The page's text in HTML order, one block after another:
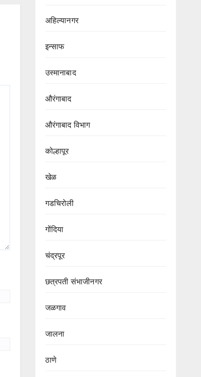
अहिल्यानगर
इन्साफ
उस्मानाबाद
औरंगाबाद
औरंगाबाद विभाग‌
कोल्हापूर
खेळ
गडचिरोली
गोंदिया
चंद्रपूर
छत्रपती संभाजीनगर
जळगाव
जालना
ठाणे